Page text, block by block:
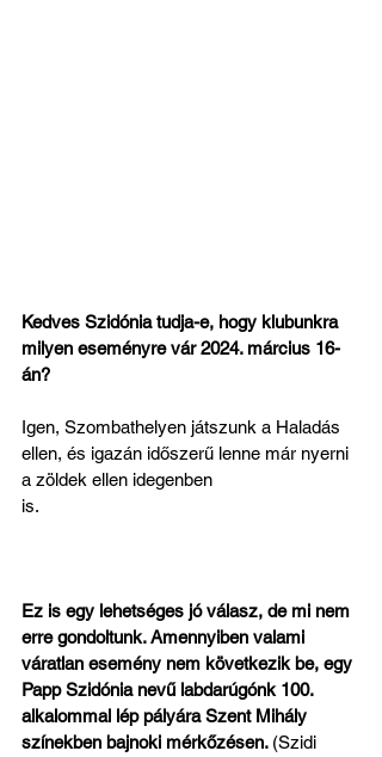
Kedves Szidónia tudja-e, hogy klubunkra
milyen eseményre vár 2024. március 16-
án?
Igen, Szombathelyen játszunk a Haladás
ellen, és igazán időszerű lenne már nyerni
a zöldek ellen idegenben
is.
Ez is egy lehetséges jó válasz, de mi nem
erre gondoltunk. Amennyiben valami
váratlan esemény nem következik be, egy
Papp Szidónia nevű labdarúgónk 100.
alkalommal lép pályára Szent Mihály
színekben bajnoki mérkőzésen. (Szidi